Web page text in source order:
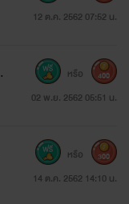
12 ต.ค. 2562 07:52 น.
02 พ.ย. 2562 05:51 น.
หรือ 400
14 ต.ค. 2562 14:10 น.
หรือ 300